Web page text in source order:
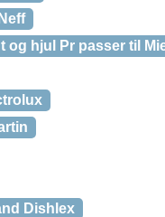
og hjul Pr passer til
Dishlex